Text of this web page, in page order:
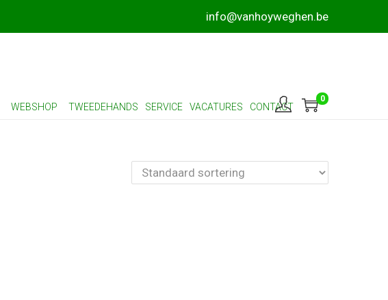
info@vanhoyweghen.be
WEBSHOP TWEEDEHANDS SERVICE VACATURES CONTACT
0